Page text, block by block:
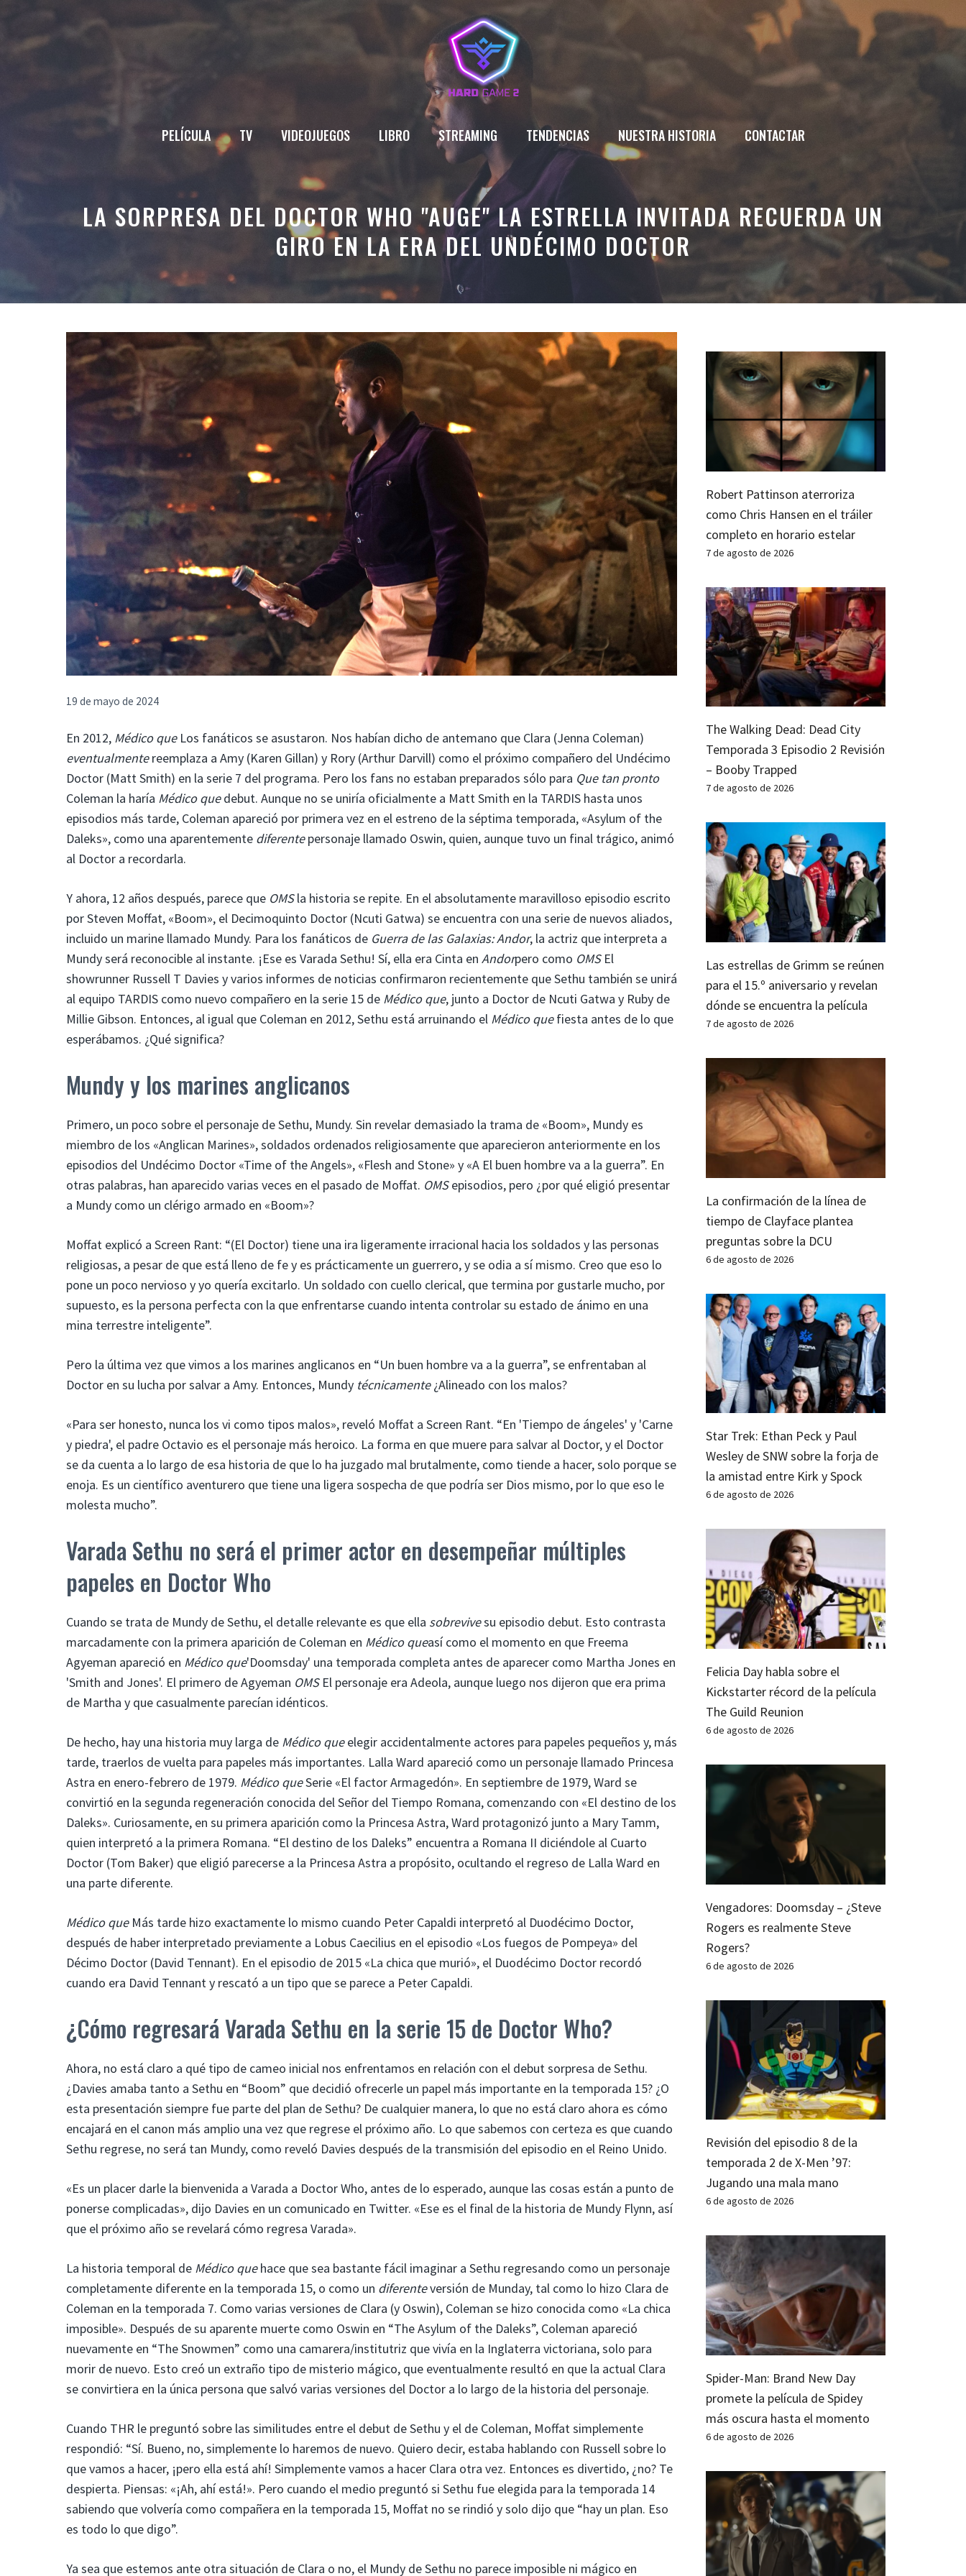
contenido
PELÍCULA TV VIDEOJUEGOS LIBRO STREAMING TENDENCIAS NUESTRA HISTORIA CONTACTAR
LA SORPRESA DEL DOCTOR WHO "AUGE" LA ESTRELLA INVITADA RECUERDA UN
GIRO EN LA ERA DEL UNDÉCIMO DOCTOR
19 de mayo de 2024
En 2012, Médico queLos fanáticos se asustaron. Nos habían dicho de antemano que Clara (Jenna Coleman)
eventualmentereemplaza a Amy (Karen Gillan) y Rory (Arthur Darvill) como el próximo compañero del Undécimo
Doctor (Matt Smith) en la serie 7 del programa. Pero los fans no estaban preparados sólo para Que tan pronto
Coleman la haría Médico quedebut. Aunque no se uniría oficialmente a Matt Smith en la TARDIS hasta unos
episodios más tarde, Coleman apareció por primera vez en el estreno de la séptima temporada, «Asylum of the
Daleks», como una aparentemente diferentepersonaje llamado Oswin, quien, aunque tuvo un final trágico, animó
al Doctor a recordarla.
Y ahora, 12 años después, parece que OMSla historia se repite. En el absolutamente maravilloso episodio escrito
por Steven Moffat, «Boom», el Decimoquinto Doctor (Ncuti Gatwa) se encuentra con una serie de nuevos aliados,
incluido un marine llamado Mundy. Para los fanáticos de Guerra de las Galaxias: Andor, la actriz que interpreta a
Mundy será reconocible al instante. ¡Ese es Varada Sethu! Sí, ella era Cinta en Andorpero como OMSEl
showrunner Russell T Davies y varios informes de noticias confirmaron recientemente que Sethu también se unirá
al equipo TARDIS como nuevo compañero en la serie 15 de Médico que, junto a Doctor de Ncuti Gatwa y Ruby de
Millie Gibson. Entonces, al igual que Coleman en 2012, Sethu está arruinando el Médico quefiesta antes de lo que
esperábamos. ¿Qué significa?
Mundy y los marines anglicanos
Primero, un poco sobre el personaje de Sethu, Mundy. Sin revelar demasiado la trama de «Boom», Mundy es
miembro de los «Anglican Marines», soldados ordenados religiosamente que aparecieron anteriormente en los
episodios del Undécimo Doctor «Time of the Angels», «Flesh and Stone» y «A El buen hombre va a la guerra”. En
otras palabras, han aparecido varias veces en el pasado de Moffat. OMSepisodios, pero ¿por qué eligió presentar
a Mundy como un clérigo armado en «Boom»?
Moffat explicó a Screen Rant: “(El Doctor) tiene una ira ligeramente irracional hacia los soldados y las personas
religiosas, a pesar de que está lleno de fe y es prácticamente un guerrero, y se odia a sí mismo. Creo que eso lo
pone un poco nervioso y yo quería excitarlo. Un soldado con cuello clerical, que termina por gustarle mucho, por
supuesto, es la persona perfecta con la que enfrentarse cuando intenta controlar su estado de ánimo en una
mina terrestre inteligente”.
Pero la última vez que vimos a los marines anglicanos en “Un buen hombre va a la guerra”, se enfrentaban al
Doctor en su lucha por salvar a Amy. Entonces, Mundy técnicamente¿Alineado con los malos?
«Para ser honesto, nunca los vi como tipos malos», reveló Moffat a Screen Rant. “En 'Tiempo de ángeles' y 'Carne
y piedra', el padre Octavio es el personaje más heroico. La forma en que muere para salvar al Doctor, y el Doctor
se da cuenta a lo largo de esa historia de que lo ha juzgado mal brutalmente, como tiende a hacer, solo porque se
enoja. Es un científico aventurero que tiene una ligera sospecha de que podría ser Dios mismo, por lo que eso le
molesta mucho”.
Varada Sethu no será el primer actor en desempeñar múltiples
papeles en Doctor Who
Cuando se trata de Mundy de Sethu, el detalle relevante es que ella sobrevivesu episodio debut. Esto contrasta
marcadamente con la primera aparición de Coleman en Médico queasí como el momento en que Freema
Agyeman apareció en Médico que'Doomsday' una temporada completa antes de aparecer como Martha Jones en
'Smith and Jones'. El primero de Agyeman OMSEl personaje era Adeola, aunque luego nos dijeron que era prima
de Martha y que casualmente parecían idénticos.
De hecho, hay una historia muy larga de Médico queelegir accidentalmente actores para papeles pequeños y, más
tarde, traerlos de vuelta para papeles más importantes. Lalla Ward apareció como un personaje llamado Princesa
Astra en enero-febrero de 1979. Médico queSerie «El factor Armagedón». En septiembre de 1979, Ward se
convirtió en la segunda regeneración conocida del Señor del Tiempo Romana, comenzando con «El destino de los
Daleks». Curiosamente, en su primera aparición como la Princesa Astra, Ward protagonizó junto a Mary Tamm,
quien interpretó a la primera Romana. “El destino de los Daleks” encuentra a Romana II diciéndole al Cuarto
Doctor (Tom Baker) que eligió parecerse a la Princesa Astra a propósito, ocultando el regreso de Lalla Ward en
una parte diferente.
Médico queMás tarde hizo exactamente lo mismo cuando Peter Capaldi interpretó al Duodécimo Doctor,
después de haber interpretado previamente a Lobus Caecilius en el episodio «Los fuegos de Pompeya» del
Décimo Doctor (David Tennant). En el episodio de 2015 «La chica que murió», el Duodécimo Doctor recordó
cuando era David Tennant y rescató a un tipo que se parece a Peter Capaldi.
¿Cómo regresará Varada Sethu en la serie 15 de Doctor Who?
Ahora, no está claro a qué tipo de cameo inicial nos enfrentamos en relación con el debut sorpresa de Sethu.
¿Davies amaba tanto a Sethu en “Boom” que decidió ofrecerle un papel más importante en la temporada 15? ¿O
esta presentación siempre fue parte del plan de Sethu? De cualquier manera, lo que no está claro ahora es cómo
encajará en el canon más amplio una vez que regrese el próximo año. Lo que sabemos con certeza es que cuando
Sethu regrese, no será tan Mundy, como reveló Davies después de la transmisión del episodio en el Reino Unido.
«Es un placer darle la bienvenida a Varada a Doctor Who, antes de lo esperado, aunque las cosas están a punto de
ponerse complicadas», dijo Davies en un comunicado en Twitter. «Ese es el final de la historia de Mundy Flynn, así
que el próximo año se revelará cómo regresa Varada».
La historia temporal de Médico quehace que sea bastante fácil imaginar a Sethu regresando como un personaje
completamente diferente en la temporada 15, o como un diferenteversión de Munday, tal como lo hizo Clara de
Coleman en la temporada 7. Como varias versiones de Clara (y Oswin), Coleman se hizo conocida como «La chica
imposible». Después de su aparente muerte como Oswin en “The Asylum of the Daleks”, Coleman apareció
nuevamente en “The Snowmen” como una camarera/institutriz que vivía en la Inglaterra victoriana, solo para
morir de nuevo. Esto creó un extraño tipo de misterio mágico, que eventualmente resultó en que la actual Clara
se convirtiera en la única persona que salvó varias versiones del Doctor a lo largo de la historia del personaje.
Cuando THR le preguntó sobre las similitudes entre el debut de Sethu y el de Coleman, Moffat simplemente
respondió: “Sí. Bueno, no, simplemente lo haremos de nuevo. Quiero decir, estaba hablando con Russell sobre lo
que vamos a hacer, ¡pero ella está ahí! Simplemente vamos a hacer Clara otra vez. Entonces es divertido, ¿no? Te
despierta. Piensas: «¡Ah, ahí está!». Pero cuando el medio preguntó si Sethu fue elegida para la temporada 14
sabiendo que volvería como compañera en la temporada 15, Moffat no se rindió y solo dijo que “hay un plan. Eso
es todo lo que digo”.
Ya sea que estemos ante otra situación de Clara o no, el Mundy de Sethu no parece imposible ni mágico en
Robert Pattinson aterroriza
como Chris Hansen en el tráiler
completo en horario estelar
7 de agosto de 2026
The Walking Dead: Dead City
Temporada 3 Episodio 2 Revisión
– Booby Trapped
7 de agosto de 2026
Las estrellas de Grimm se reúnen
para el 15.º aniversario y revelan
dónde se encuentra la película
7 de agosto de 2026
La confirmación de la línea de
tiempo de Clayface plantea
preguntas sobre la DCU
6 de agosto de 2026
Star Trek: Ethan Peck y Paul
Wesley de SNW sobre la forja de
la amistad entre Kirk y Spock
6 de agosto de 2026
Felicia Day habla sobre el
Kickstarter récord de la película
The Guild Reunion
6 de agosto de 2026
Vengadores: Doomsday – ¿Steve
Rogers es realmente Steve
Rogers?
6 de agosto de 2026
Revisión del episodio 8 de la
temporada 2 de X-Men ’97:
Jugando una mala mano
6 de agosto de 2026
Spider-Man: Brand New Day
promete la película de Spidey
más oscura hasta el momento
6 de agosto de 2026